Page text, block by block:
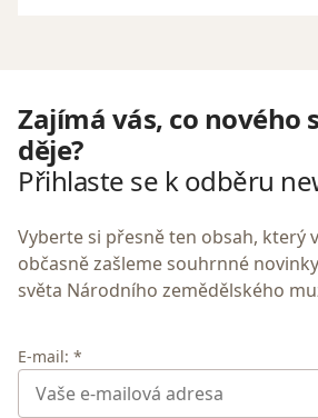
Zajímá vás, co nového
děje?
Přihlaste se k odběru
Vyberte si přesně ten obsah, který
občasně zašleme souhrnné
světa Národního zemědělského
E-mail: *